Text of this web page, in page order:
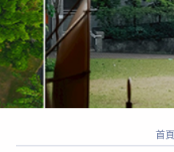
KAOHSIUNG
首頁